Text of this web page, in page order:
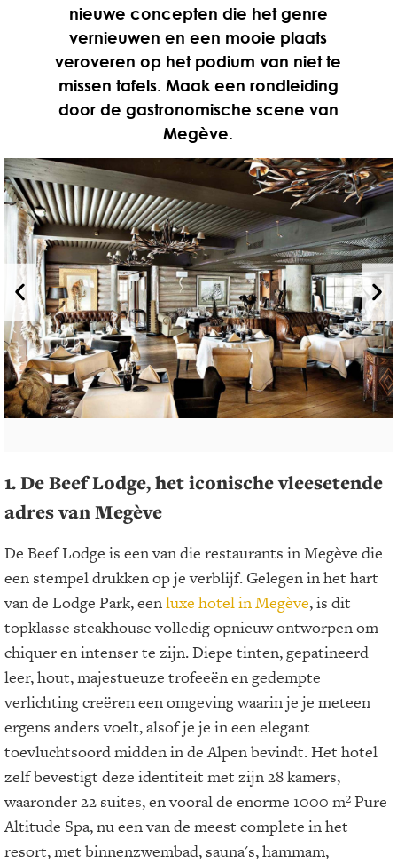
nieuwe concepten die het genre
vernieuwen en een mooie plaats
veroveren op het podium van niet te
missen tafels. Maak een rondleiding
door de gastronomische scene van
Megève.
1. De Beef Lodge, het iconische vleesetende
adres van Megève
De Beef Lodge is een van die restaurants in Megève die
een stempel drukken op je verblijf. Gelegen in het hart
van de Lodge Park, eenluxe hotel in Megève, is dit
topklasse steakhouse volledig opnieuw ontworpen om
chiquer en intenser te zijn. Diepe tinten, gepatineerd
leer, hout, majestueuze trofeeën en gedempte
verlichting creëren een omgeving waarin je je meteen
ergens anders voelt, alsof je je in een elegant
toevluchtsoord midden in de Alpen bevindt. Het hotel
zelf bevestigt deze identiteit met zijn 28 kamers,
waaronder 22 suites, en vooral de enorme 1000 m² Pure
Altitude Spa, nu een van de meest complete in het
resort, met binnenzwembad, sauna's, hammam,